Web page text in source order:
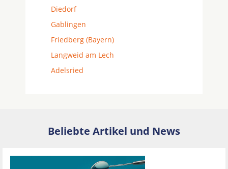
Diedorf
Gablingen
Friedberg (Bayern)
Langweid am Lech
Adelsried
Beliebte Artikel und News